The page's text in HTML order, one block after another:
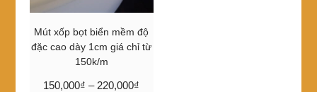
Mút xốp bọt biển mềm độ
đặc cao dày 1cm giá chỉ từ
150k/m
150,000₫ – 220,000₫